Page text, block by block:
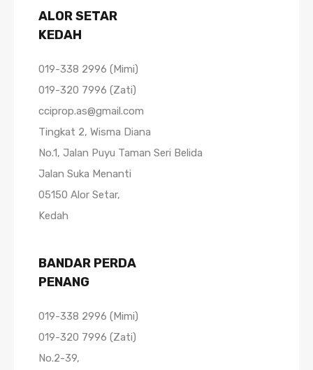
ALOR SETAR
KEDAH
019-338 2996 (Mimi)
019-320 7996 (Zati)
cciprop.as@gmail.com
Tingkat 2, Wisma Diana
No.1, Jalan Puyu Taman Seri Belida
Jalan Suka Menanti
05150 Alor Setar,
Kedah
BANDAR PERDA
PENANG
019-338 2996 (Mimi)
019-320 7996 (Zati)
No.2-39,